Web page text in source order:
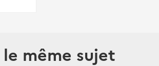
le même sujet